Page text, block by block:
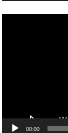
00:00